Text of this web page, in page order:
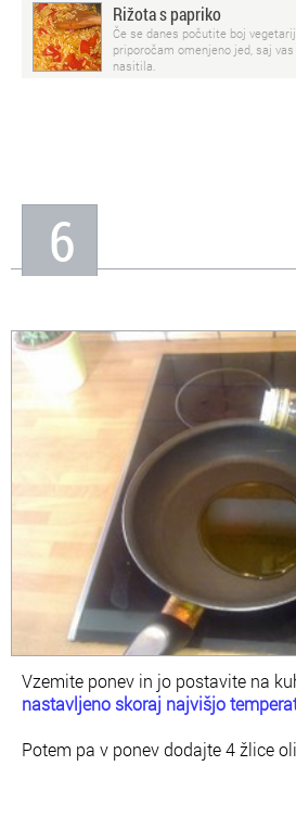
Rižota s papriko
Če se danes počutite boj
priporočam omenjeno jed, saj
nasitila.
6
Vzemite ponev in jo postavite na
nastavljeno skoraj najvišjo
Potem pa v ponev dodajte4 žlice